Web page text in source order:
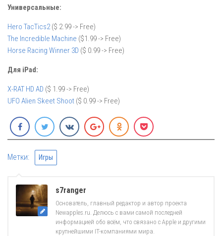
Универсальные:
Hero TacTics2($ 2.99 -> Free)
The Incredible Machine ($1.99 -> Free)
Horse Racing Winner 3D ($ 0.99 -> Free)
Для iPad:
X-RAT HD AD ($ 1.99 -> Free)
UFO Alien Skeet Shoot ($ 0.99 -> Free)
Метки: Игры
s7ranger
Основатель, главный редактор и автор проекта
Newapples.ru. Делюсь с вами самой последней
информацией обо всём, что связано с Apple и другими
крупнейшими IT-компаниями мира.